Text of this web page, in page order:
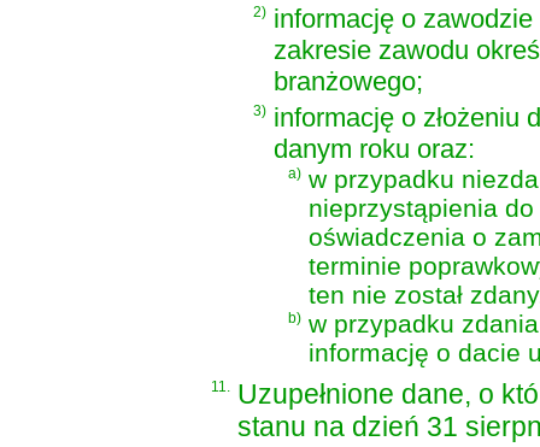
2) informację o
zakresie zawodu
branżowego;
3) informację o złożeniu
danym roku oraz:
a) w przypadku
nieprzystąpienia
oświadczenia o
terminie
ten nie został
b) w przypadku
informację o dacie
11. Uzupełnione dane, o
stanu na dzień 31